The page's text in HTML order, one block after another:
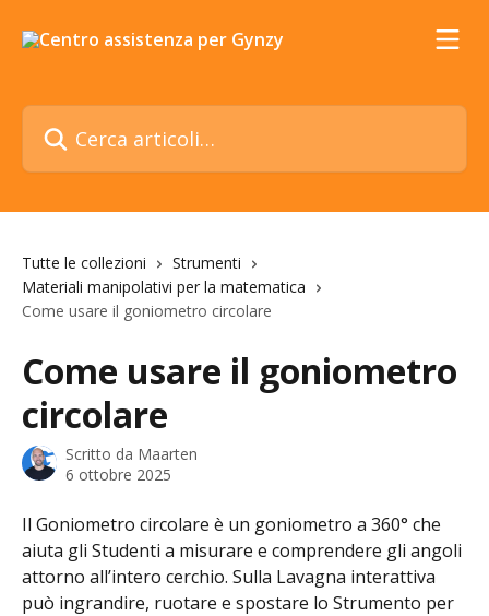
Cerca articoli…
Tutte le collezioni
Strumenti
Materiali manipolativi per la matematica
Come usare il goniometro circolare
Come usare il goniometro
circolare
Scritto da Maarten
6 ottobre 2025
Il Goniometro circolare è un goniometro a 360° che
aiuta gli Studenti a misurare e comprendere gli angoli
attorno all’intero cerchio. Sulla Lavagna interattiva
può ingrandire, ruotare e spostare lo Strumento per